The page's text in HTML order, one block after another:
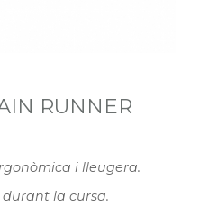
RUNNER
i lleugera.
la cursa.